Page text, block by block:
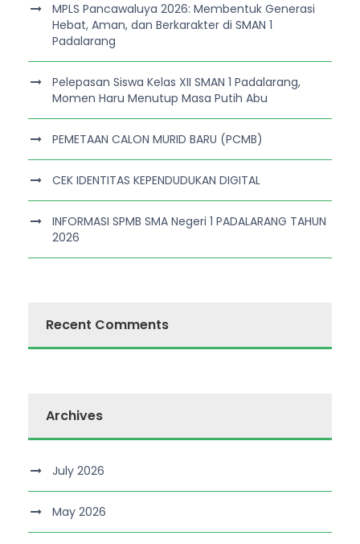
MPLS Pancawaluya 2026: Membentuk Generasi
Hebat, Aman, dan Berkarakter di SMAN 1
Padalarang
Pelepasan Siswa Kelas XII SMAN 1 Padalarang,
Momen Haru Menutup Masa Putih Abu
PEMETAAN CALON MURID BARU (PCMB)
CEK IDENTITAS KEPENDUDUKAN DIGITAL
INFORMASI SPMB SMA Negeri 1 PADALARANG TAHUN
2026
Recent Comments
Archives
July 2026
May 2026